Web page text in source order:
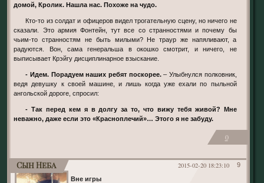
домой, Кролик. Нашла нас. Похоже на чудо.
Кто-то из солдат и офицеров видел трогательную сцену, но ничего не
сказали. Это армия Фонтейн, тут все со странностями и почему бы
чьим-то странностям не быть милыми? Не траур же напяливают, а
радуются. Вон, сама генеральша в окошко смотрит, и ничего, не
выписывает Крэйгу дисциплинарное взыскание.
- Идем. Порадуем наших ребят поскорее.– Улыбнулся полковник,
ведя девушку к своей машине, и лишь когда уже ехали по пыльной
ангольской дороге, спросил:
- Так перед кем я в долгу за то, что вижу тебя живой? Мне
неважно, даже если это «Красноплечий»… Этого я не забуду.
0
9
2015-02-20 18:23:10
Сын Неба
Вне игры